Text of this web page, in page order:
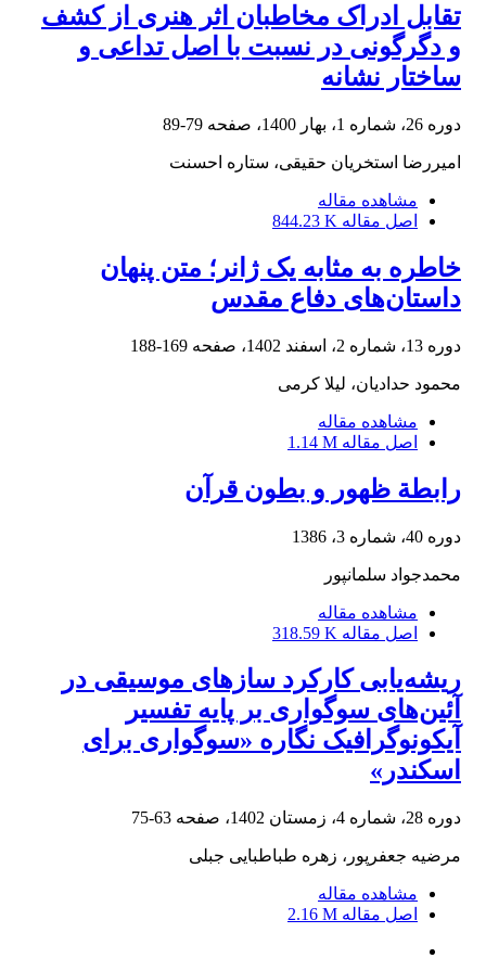
تقابل ادراک مخاطبان اثر هنری از کشف
و دگرگونی در نسبت با اصل تداعی و
ساختار نشانه
دوره 26، شماره 1، بهار 1400، صفحه 79-89
امیررضا استخریان حقیقی، ستاره احسنت
مشاهده مقاله
اصل مقاله 844.23 K
خاطره به مثابه یک ژانر؛ متن پنهان
داستان‌های دفاع مقدس
دوره 13، شماره 2، اسفند 1402، صفحه 169-188
محمود حدادیان، لیلا کرمی
مشاهده مقاله
اصل مقاله 1.14 M
رابطة ظهور و بطون قرآن
دوره 40، شماره 3، 1386
محمدجواد سلمانپور
مشاهده مقاله
اصل مقاله 318.59 K
ریشه‌یابی کارکرد سازهای موسیقی در
آئین‌های سوگواری بر پایه تفسیر
آیکونوگرافیک نگاره «سوگواری برای
اسکندر»
دوره 28، شماره 4، زمستان 1402، صفحه 63-75
مرضیه جعفرپور، زهره طباطبایی جبلی
مشاهده مقاله
اصل مقاله 2.16 M